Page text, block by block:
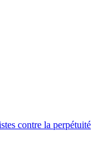
contre la perpétuité